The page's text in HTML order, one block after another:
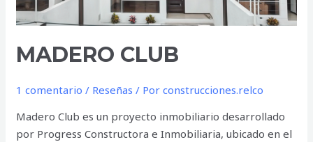
MADERO CLUB
1 comentario / Reseñas / Porconstrucciones.relco
Madero Club es un proyecto inmobiliario desarrollado
por Progress Constructora e Inmobiliaria, ubicado en el